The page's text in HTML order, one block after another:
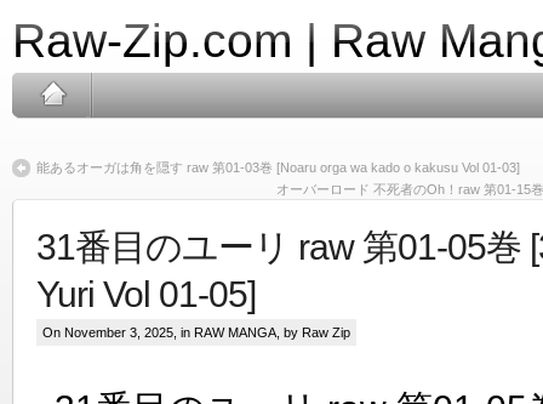
Raw-Zip.com | Raw
能あるオーガは角を隠す raw 第01-03巻 [Noaru orga wa kado o kakusu Vol 01-03]
オーバーロード 不死者のOh！raw 第01-15
31番目のユーリ raw 第01-05巻
Yuri Vol 01-05]
On November 3, 2025, in RAW MANGA , by Raw Zip